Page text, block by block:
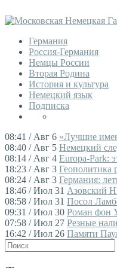
Германия
Россия-Германия
Немцы России
Вторая Родина
История и культура
Немецкий язык
Подписка
08:41 / Авг 6 «Лучшие
08:40 / Авг 5 Немецкий
08:14 / Авг 4 Europa-Park:
18:23 / Авг 3 Геополитика
08:24 / Авг 3 Германия:
18:46 / Июл 31 Азовский
08:58 / Июл 31 Посол
09:31 / Июл 30 Роман фон
07:58 / Июл 27 Резные
16:42 / Июл 26 Памяти